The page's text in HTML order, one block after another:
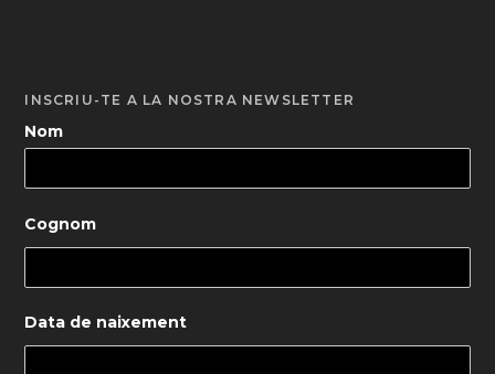
INSCRIU-TE A LA NOSTRA NEWSLETTER
Nom
Cognom
Data de naixement